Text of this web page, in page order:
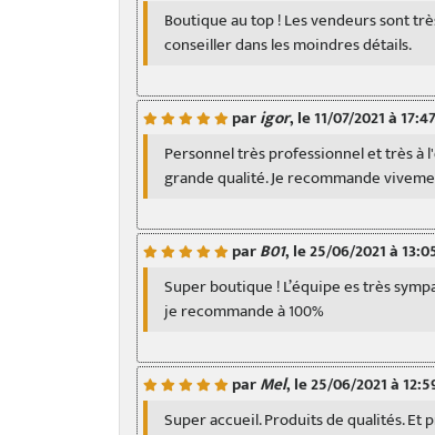
Boutique au top ! Les vendeurs sont
conseiller dans les moindres détails.
parigor, le 11/07/2021 à 17:47
Personnel très professionnel et très à
grande qualité. Je recommande
parB01, le 25/06/2021 à
Super boutique ! L’équipe es très
je recommande à 100%
parMel, le 25/06/2021 à
Super accueil. Produits de qualités. Et